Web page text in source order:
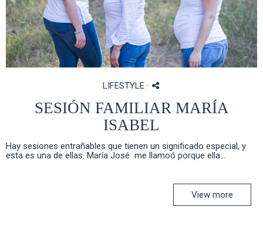
LIFESTYLE ·
SESIÓN FAMILIAR MARÍA
ISABEL
Hay sesiones entrañables que tienen un significado especial, y
esta es una de ellas. María José me llamoó porque ella...
View more